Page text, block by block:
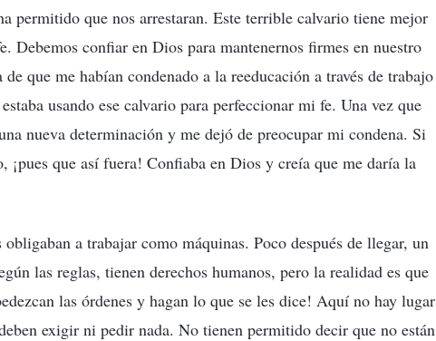
permitido que nos arrestaran. Este terrible calvario tiene mejor
Debemos confiar en Dios para mantenernos firmes en nuestro
que me habían condenado a la reeducación a través de trabajo
usando ese calvario para perfeccionar mi fe. Una vez que
nueva determinación y me dejó de preocupar mi condena. Si
¡pues que así fuera! Confiaba en Dios y creía que me daría la
a trabajar como máquinas. Poco después de llegar, un
las reglas, tienen derechos humanos, pero la realidad es que
las órdenes y hagan lo que se les dice! Aquí no hay lugar
exigir ni pedir nada. No tienen permitido decir que no están